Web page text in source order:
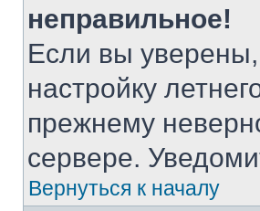
неправильное!
Если вы уверены,
настройку
прежнему
сервере.
Вернуться к началу